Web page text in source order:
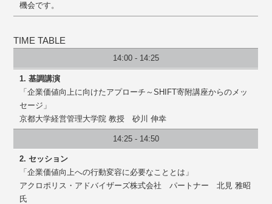
機会です。
TIME TABLE
14:00 - 14:25
1. 基調講演
「企業価値向上に向けたアプローチ～SHIFT寄附講座からのメッ
セージ」
京都大学経営管理大学院 教授 砂川 伸幸
14:25 - 14:50
2. セッション
「企業価値向上への行動変容に必要なこととは」
アクロポリス・アドバイザーズ株式会社 パートナー 北見 雅昭
氏